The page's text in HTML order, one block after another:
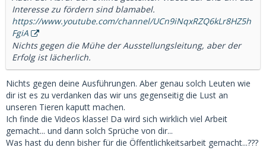
Interesse zu fördern sind blamabel.
https://www.youtube.com/channel/UCn9iNqxRZQ6kLr8HZ5h
FgiA
Nichts gegen die Mühe der Ausstellungsleitung, aber der
Erfolg ist lächerlich.
Nichts gegen deine Ausführungen. Aber genau solch Leuten wie
dir ist es zu verdanken das wir uns gegenseitig die Lust an
unseren Tieren kaputt machen.
Ich finde die Videos klasse! Da wird sich wirklich viel Arbeit
gemacht... und dann solch Sprüche von dir...
Was hast du denn bisher für die Öffentlichkeitsarbeit gemacht...???